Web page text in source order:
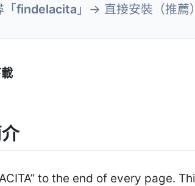
「findelacita 」→ 直接安裝（推薦）
to the end of every page.